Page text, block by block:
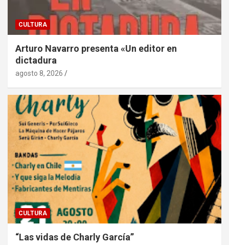
CULTURA
Arturo Navarro presenta «Un editor en
dictadura
agosto 8, 2026
CULTURA
“Las vidas de Charly García”